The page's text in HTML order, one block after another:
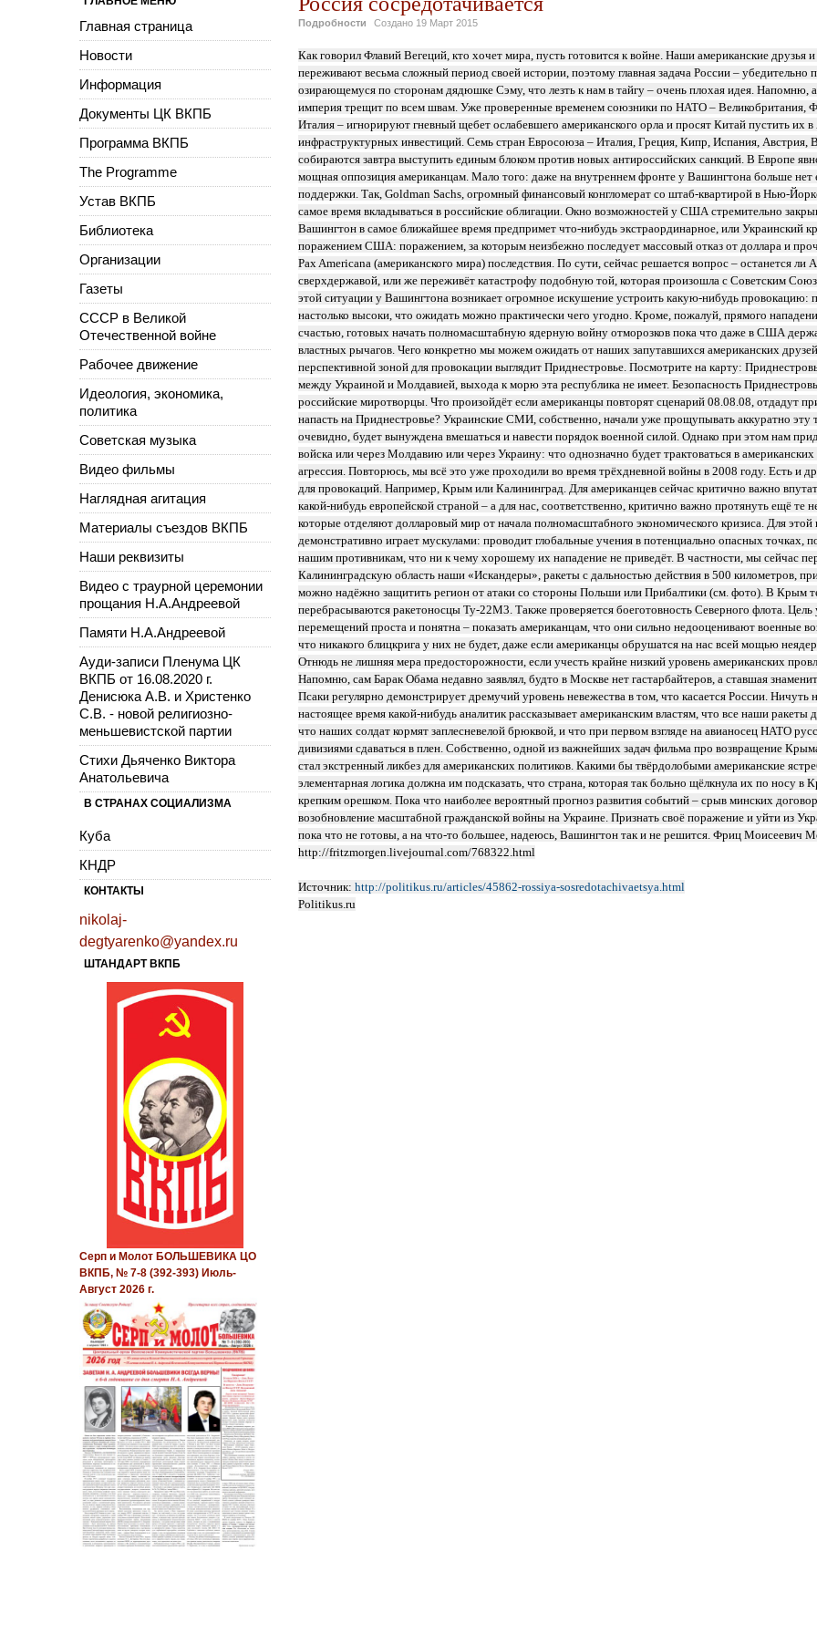
Подробности Создано 19 Март 2015
Как говорил Флавий Вегеций, кто хочет мира, пусть готовится к войне. Наши американские друзья
переживают весьма сложный период своей истории, поэтому главная задача России – убедительно
озирающемуся по сторонам дядюшке Сэму, что лезть к нам в тайгу – очень плохая идея. Напомню,
империя трещит по всем швам. Уже проверенные временем союзники по НАТО – Великобритания,
Италия – игнорируют гневный щебет ослабевшего американского орла и просят Китай пустить их в
инфраструктурных инвестиций. Семь стран Евросоюза – Италия, Греция, Кипр, Испания, Австрия,
собираются завтра выступить единым блоком против новых антироссийских санкций. В Европе
мощная оппозиция американцам. Мало того: даже на внутреннем фронте у Вашингтона больше
поддержки. Так, Goldman Sachs, огромный финансовый конгломерат со штаб-квартирой в Нью-
самое время вкладываться в российские облигации. Окно возможностей у США стремительно
Вашингтон в самое ближайшее время предпримет что-нибудь экстраординарное, или Украинский
поражением США: поражением, за которым неизбежно последует массовый отказ от доллара и
Pax Americana (американского мира) последствия. По сути, сейчас решается вопрос – останется ли
сверхдержавой, или же переживёт катастрофу подобную той, которая произошла с Советским
этой ситуации у Вашингтона возникает огромное искушение устроить какую-нибудь провокацию:
настолько высоки, что ожидать можно практически чего угодно. Кроме, пожалуй, прямого
счастью, готовых начать полномасштабную ядерную войну отморозков пока что даже в США
властных рычагов. Чего конкретно мы можем ожидать от наших запутавшихся американских
перспективной зоной для провокации выглядит Приднестровье. Посмотрите на карту:
между Украиной и Молдавией, выхода к морю эта республика не имеет. Безопасность
российские миротворцы. Что произойдёт если американцы повторят сценарий 08.08.08, отдадут
напасть на Приднестровье? Украинские СМИ, собственно, начали уже прощупывать аккуратно эту
очевидно, будет вынуждена вмешаться и навести порядок военной силой. Однако при этом нам
войска или через Молдавию или через Украину: что однозначно будет трактоваться в
агрессия. Повторюсь, мы всё это уже проходили во время трёхдневной войны в 2008 году. Есть и
для провокаций. Например, Крым или Калининград. Для американцев сейчас критично важно
какой-нибудь европейской страной – а для нас, соответственно, критично важно протянуть ещё те
которые отделяют долларовый мир от начала полномасштабного экономического кризиса. Для этой
демонстративно играет мускулами: проводит глобальные учения в потенциально опасных точках,
нашим противникам, что ни к чему хорошему их нападение не приведёт. В частности, мы сейчас
Калининградскую область наши «Искандеры», ракеты с дальностью действия в 500 километров,
можно надёжно защитить регион от атаки со стороны Польши или Прибалтики (см. фото). В Крым
перебрасываются ракетоносцы Ту-22М3. Также проверяется боеготовность Северного флота. Цель
перемещений проста и понятна – показать американцам, что они сильно недооценивают военные
что никакого блицкрига у них не будет, даже если американцы обрушатся на нас всей мощью
Отнюдь не лишняя мера предосторожности, если учесть крайне низкий уровень американских
Напомню, сам Барак Обама недавно заявлял, будто в Москве нет гастарбайтеров, а ставшая
Псаки регулярно демонстрирует дремучий уровень невежества в том, что касается России. Ничуть
настоящее время какой-нибудь аналитик рассказывает американским властям, что все наши ракеты
что наших солдат кормят заплесневелой брюквой, и что при первом взгляде на авианосец НАТО
дивизиями сдаваться в плен. Собственно, одной из важнейших задач фильма про возвращение
стал экстренный ликбез для американских политиков. Какими бы твёрдолобыми американские
элементарная логика должна им подсказать, что страна, которая так больно щёлкнула их по носу в
крепким орешком. Пока что наиболее вероятный прогноз развития событий – срыв минских
возобновление масштабной гражданской войны на Украине. Признать своё поражение и уйти из
пока что не готовы, а на что-то большее, надеюсь, Вашингтон так и не решится. Фриц Моисеевич
http://fritzmorgen.livejournal.com/768322.html
Источник: http://politikus.ru/articles/45862-rossiya-sosredotachivaetsya.html
Politikus.ru
Главная страница
Новости
Информация
Документы ЦК ВКПБ
Программа ВКПБ
The Programme
Устав ВКПБ
Библиотека
Организации
Газеты
СССР в Великой
Отечественной войне
Рабочее движение
Идеология, экономика,
политика
Советская музыка
Видео фильмы
Наглядная агитация
Материалы съездов ВКПБ
Наши реквизиты
Видео с траурной церемонии
прощания Н.А.Андреевой
Памяти Н.А.Андреевой
Ауди-записи Пленума ЦК
ВКПБ от 16.08.2020 г.
Денисюка А.В. и Христенко
С.В. - новой религиозно-
меньшевистской партии
Стихи Дьяченко Виктора
Анатольевича
В СТРАНАХ СОЦИАЛИЗМА
Куба
КНДР
КОНТАКТЫ
nikolaj-
degtyarenko@yandex.ru
ШТАНДАРТ ВКПБ
Серп и Молот БОЛЬШЕВИКА ЦО
ВКПБ, № 7-8 (392-393) Июль-
Август 2026 г.